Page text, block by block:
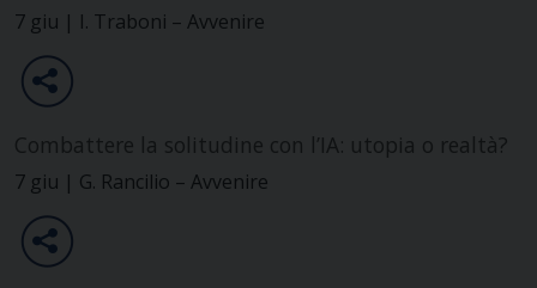
7 giu | I. Traboni – Avvenire
Combattere la solitudine con l’IA: utopia o realtà?
7 giu | G. Rancilio – Avvenire